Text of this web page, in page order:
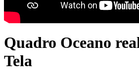
Quadro Oceano
Tela